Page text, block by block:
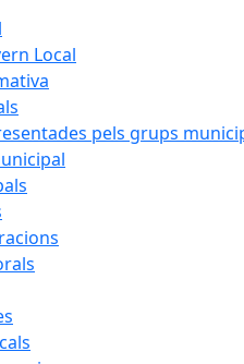
Local
pels grups